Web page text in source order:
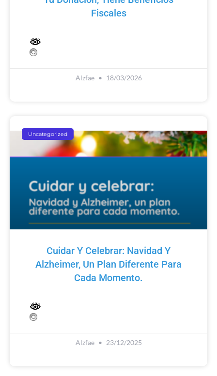
Fiscales
Alzfae 18/03/2026
Uncategorized
Cuidar Y Celebrar: Navidad Y
Alzheimer, Un Plan Diferente Para
Cada Momento.
Alzfae 23/12/2025